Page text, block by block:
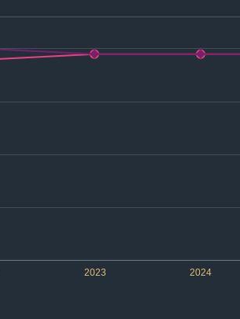
2023 2024